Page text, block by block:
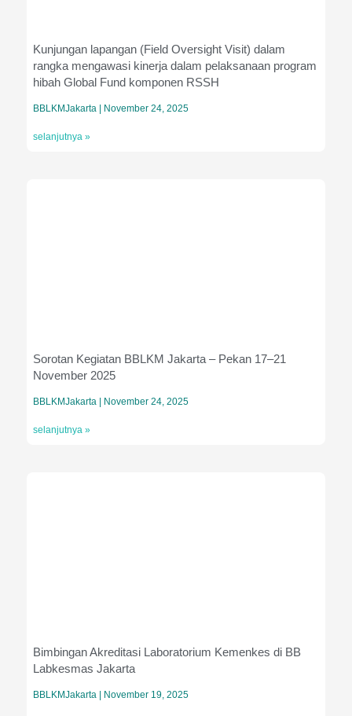
Kunjungan lapangan (Field Oversight Visit) dalam
rangka mengawasi kinerja dalam pelaksanaan program
hibah Global Fund komponen RSSH
BBLKMJakarta November 24, 2025
selanjutnya »
Sorotan Kegiatan BBLKM Jakarta – Pekan 17–21
November 2025
BBLKMJakarta November 24, 2025
selanjutnya »
Bimbingan Akreditasi Laboratorium Kemenkes di BB
Labkesmas Jakarta
BBLKMJakarta November 19, 2025